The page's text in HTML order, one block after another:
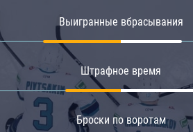
Выигранные вбрасывания
Штрафное время
Броски по воротам